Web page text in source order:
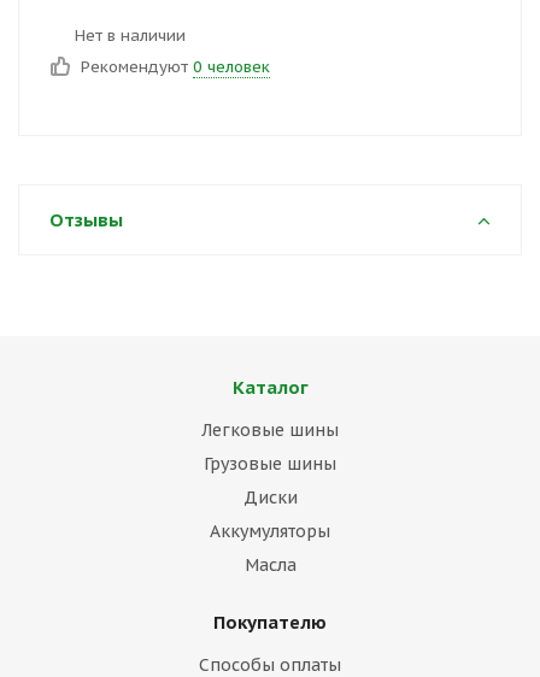
Нет в наличии
Рекомендуют 0 человек
Отзывы
Каталог
Легковые шины
Грузовые шины
Диски
Аккумуляторы
Масла
Покупателю
Способы оплаты